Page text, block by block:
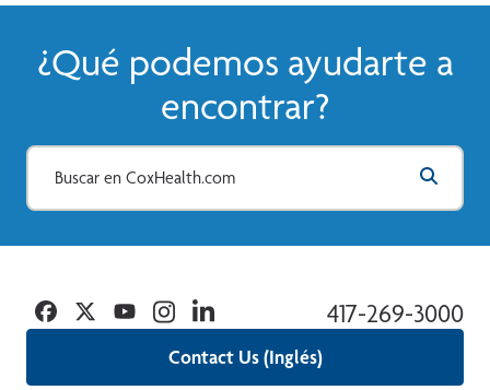
¿Qué podemos ayudarte a
encontrar?
Contact Us (Inglés)
417-269-3000
Facebook
TwitterYouTubeInstagramLinkedin